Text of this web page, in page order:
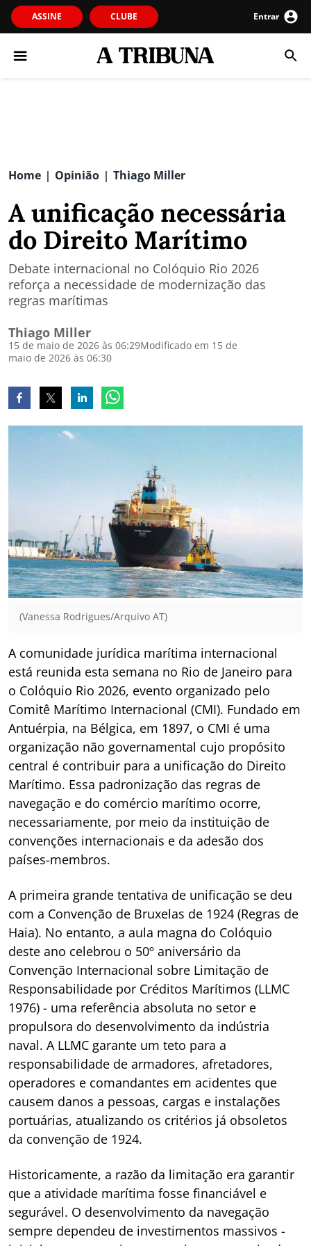
ASSINE CLUBE Entrar
Home | Opinião | Thiago Miller
A unificação necessária
do Direito Marítimo
Debate internacional no Colóquio Rio 2026
reforça a necessidade de modernização das
regras marítimas
Thiago Miller
15 de maio de 2026 às 06:29Modificado em 15 de
maio de 2026 às 06:30
(Vanessa Rodrigues/Arquivo AT)
A comunidade jurídica marítima internacional
está reunida esta semana no Rio de Janeiro para
o Colóquio Rio 2026, evento organizado pelo
Comitê Marítimo Internacional (CMI). Fundado em
Antuérpia, na Bélgica, em 1897, o CMI é uma
organização não governamental cujo propósito
central é contribuir para a unificação do Direito
Marítimo. Essa padronização das regras de
navegação e do comércio marítimo ocorre,
necessariamente, por meio da instituição de
convenções internacionais e da adesão dos
países-membros.
A primeira grande tentativa de unificação se deu
com a Convenção de Bruxelas de 1924 (Regras de
Haia). No entanto, a aula magna do Colóquio
deste ano celebrou o 50º aniversário da
Convenção Internacional sobre Limitação de
Responsabilidade por Créditos Marítimos (LLMC
1976) - uma referência absoluta no setor e
propulsora do desenvolvimento da indústria
naval. A LLMC garante um teto para a
responsabilidade de armadores, afretadores,
operadores e comandantes em acidentes que
causem danos a pessoas, cargas e instalações
portuárias, atualizando os critérios já obsoletos
da convenção de 1924.
Historicamente, a razão da limitação era garantir
que a atividade marítima fosse financiável e
segurável. O desenvolvimento da navegação
sempre dependeu de investimentos massivos -